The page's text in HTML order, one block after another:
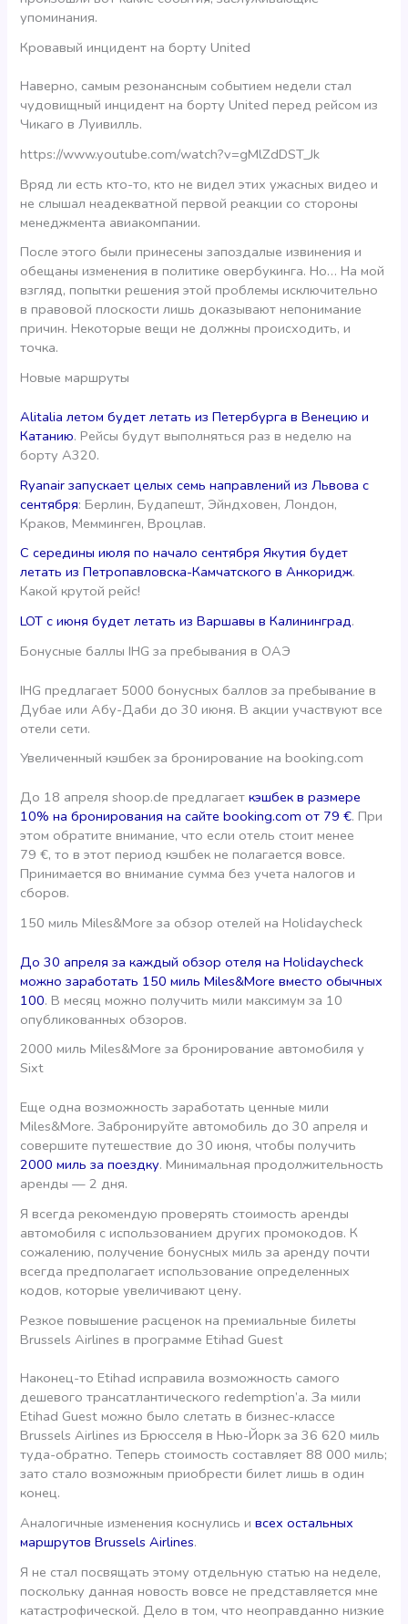
упоминания.
Кровавый инцидент на борту United
Наверно, самым резонансным событием недели стал
чудовищный инцидент на борту United перед рейсом из
Чикаго в Луивилль.
https://www.youtube.com/watch?v=gMlZdDST_Jk
Вряд ли есть кто-то, кто не видел этих ужасных видео и
не слышал неадекватной первой реакции со стороны
менеджмента авиакомпании.
После этого были принесены запоздалые извинения и
обещаны изменения в политике овербукинга. Но… На мой
взгляд, попытки решения этой проблемы исключительно
в правовой плоскости лишь доказывают непонимание
причин. Некоторые вещи не должны происходить, и
точка.
Новые маршруты
Alitalia летом будет летать из Петербурга в Венецию и
Катанию. Рейсы будут выполняться раз в неделю на
борту А320.
Ryanair запускает целых семь направлений из Львова с
сентября: Берлин, Будапешт, Эйндховен, Лондон,
Краков, Мемминген, Вроцлав.
С середины июля по начало сентября Якутия будет
летать из Петропавловска-Камчатского в Анкоридж.
Какой крутой рейс!
LOT с июня будет летать из Варшавы в Калининград.
Бонусные баллы IHG за пребывания в ОАЭ
IHG предлагает 5000 бонусных баллов за пребывание в
Дубае или Абу-Даби до 30 июня. В акции участвуют все
отели сети.
Увеличенный кэшбек за бронирование на booking.com
До 18 апреля shoop.de предлагаеткэшбек в размере
10% на бронирования на сайте booking.com от 79 €. При
этом обратите внимание, что если отель стоит менее
79 €, то в этот период кэшбек не полагается вовсе.
Принимается во внимание сумма без учета налогов и
сборов.
150 миль Miles&More за обзор отелей на Holidaycheck
До 30 апреля за каждый обзор отеля на Holidaycheck
можно заработать 150 миль Miles&More вместо обычных
100. В месяц можно получить мили максимум за 10
опубликованных обзоров.
2000 миль Miles&More за бронирование автомобиля у
Sixt
Еще одна возможность заработать ценные мили
Miles&More. Забронируйте автомобиль до 30 апреля и
совершите путешествие до 30 июня, чтобы получить
2000 миль за поездку. Минимальная продолжительность
аренды — 2 дня.
Я всегда рекомендую проверять стоимость аренды
автомобиля с использованием других промокодов. К
сожалению, получение бонусных миль за аренду почти
всегда предполагает использование определенных
кодов, которые увеличивают цену.
Резкое повышение расценок на премиальные билеты
Brussels Airlines в программе Etihad Guest
Наконец-то Etihad исправила возможность самого
дешевого трансатлантического redemption’а. За мили
Etihad Guest можно было слетать в бизнес-классе
Brussels Airlines из Брюсселя в Нью-Йорк за 36 620 миль
туда-обратно. Теперь стоимость составляет 88 000 миль;
зато стало возможным приобрести билет лишь в один
конец.
Аналогичные изменения коснулись ивсех остальных
маршрутов Brussels Airlines.
Я не стал посвящать этому отдельную статью на неделе,
поскольку данная новость вовсе не представляется мне
катастрофической. Дело в том, что неоправданно низкие